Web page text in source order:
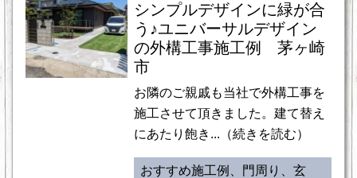
シンプルデザインに緑が合
う♪ユニバーサルデザイン
の外構工事施工例 茅ヶ崎
市
お隣のご親戚も当社で外構工事を
施工させて頂きました。建て替え
にあたり飽き...（続きを読む）
おすすめ施工例、門周り、玄